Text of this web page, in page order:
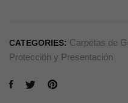
CATEGORIES: Carpetas de
Protección y Presentación